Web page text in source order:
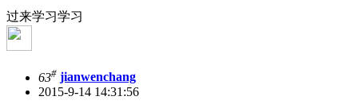
过来学习学习
63# jianwenchang
2015-9-14 14:31:56